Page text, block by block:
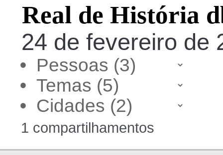
Real de História
24 de fevereiro de
•
•
•
1 compartilhamentos